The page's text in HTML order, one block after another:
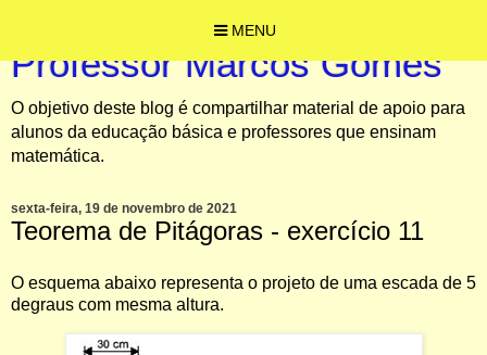
MENU
Professor Marcos Gomes
O objetivo deste blog é compartilhar material de apoio para
alunos da educação básica e professores que ensinam
matemática.
sexta-feira, 19 de novembro de 2021
Teorema de Pitágoras - exercício 11
O esquema abaixo representa o projeto de uma escada de 5
degraus com mesma altura.